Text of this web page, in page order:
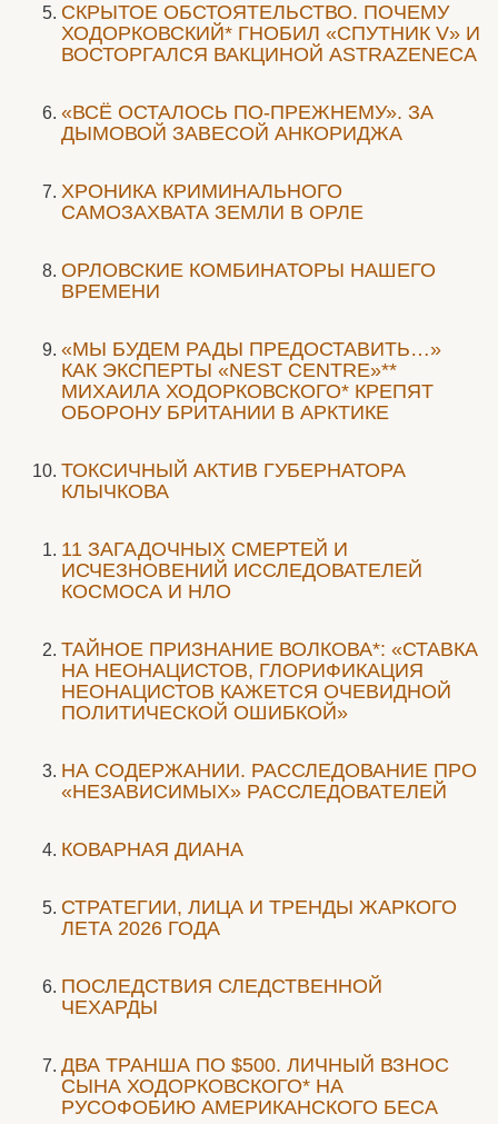
СКРЫТОЕ ОБСТОЯТЕЛЬСТВО. ПОЧЕМУ
ХОДОРКОВСКИЙ* ГНОБИЛ «СПУТНИК V» И
ВОСТОРГАЛСЯ ВАКЦИНОЙ ASTRAZENECA
«ВСЁ ОСТАЛОСЬ ПО-ПРЕЖНЕМУ». ЗА
ДЫМОВОЙ ЗАВЕСОЙ АНКОРИДЖА
ХРОНИКА КРИМИНАЛЬНОГО
САМОЗАХВАТА ЗЕМЛИ В ОРЛЕ
ОРЛОВСКИЕ КОМБИНАТОРЫ НАШЕГО
ВРЕМЕНИ
«МЫ БУДЕМ РАДЫ ПРЕДОСТАВИТЬ…»
КАК ЭКСПЕРТЫ «NEST CENTRE»**
МИХАИЛА ХОДОРКОВСКОГО* КРЕПЯТ
ОБОРОНУ БРИТАНИИ В АРКТИКЕ
ТОКСИЧНЫЙ АКТИВ ГУБЕРНАТОРА
КЛЫЧКОВА
11 ЗАГАДОЧНЫХ СМЕРТЕЙ И
ИСЧЕЗНОВЕНИЙ ИССЛЕДОВАТЕЛЕЙ
КОСМОСА И НЛО
ТАЙНОЕ ПРИЗНАНИЕ ВОЛКОВА*: «СТАВКА
НА НЕОНАЦИСТОВ, ГЛОРИФИКАЦИЯ
НЕОНАЦИСТОВ КАЖЕТСЯ ОЧЕВИДНОЙ
ПОЛИТИЧЕСКОЙ ОШИБКОЙ»
НА СОДЕРЖАНИИ. РАССЛЕДОВАНИЕ ПРО
«НЕЗАВИСИМЫХ» РАССЛЕДОВАТЕЛЕЙ
КОВАРНАЯ ДИАНА
СТРАТЕГИИ, ЛИЦА И ТРЕНДЫ ЖАРКОГО
ЛЕТА 2026 ГОДА
ПОСЛЕДСТВИЯ СЛЕДСТВЕННОЙ
ЧЕХАРДЫ
ДВА ТРАНША ПО $500. ЛИЧНЫЙ ВЗНОС
СЫНА ХОДОРКОВСКОГО* НА
РУСОФОБИЮ АМЕРИКАНСКОГО БЕСА